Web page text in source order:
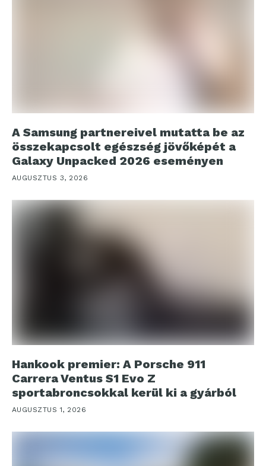
A Samsung partnereivel mutatta be az
összekapcsolt egészség jövőképét a
Galaxy Unpacked 2026 eseményen
AUGUSZTUS 3, 2026
Hankook premier: A Porsche 911
Carrera Ventus S1 Evo Z
sportabroncsokkal kerül ki a gyárból
AUGUSZTUS 1, 2026